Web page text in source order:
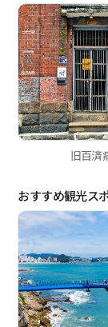
旧百済
おすすめ観光ス